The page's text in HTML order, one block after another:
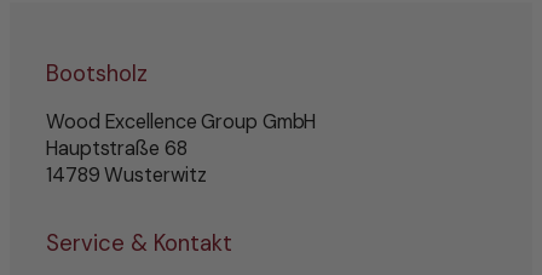
Bootsholz
Wood Excellence Group GmbH
Hauptstraße 68
14789 Wusterwitz
Service & Kontakt